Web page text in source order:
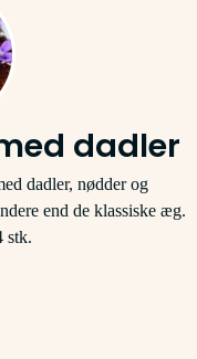
dadler
dadler, nødder og
end de klassiske æg.
stk.